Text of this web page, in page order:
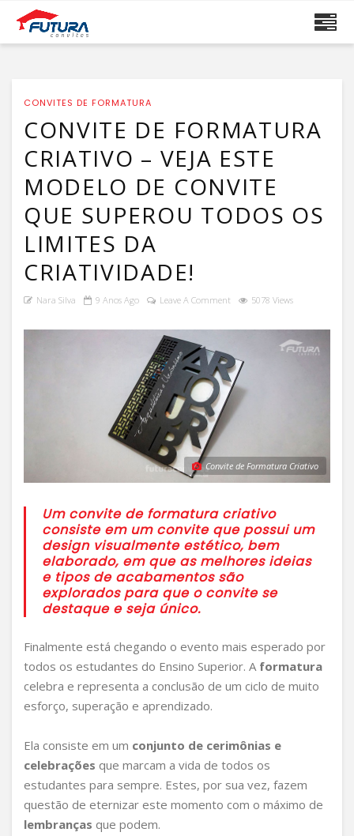
CONVITES DE FORMATURA
CONVITE DE FORMATURA
CRIATIVO – VEJA ESTE
MODELO DE CONVITE
QUE SUPEROU TODOS OS
LIMITES DA
CRIATIVIDADE!
Nara Silva 9 Anos Ago Leave A Comment 5078 Views
Convite de Formatura Criativo
Um convite de formatura criativo
consiste em um convite que possui um
design visualmente estético, bem
elaborado, em que as melhores ideias
e tipos de acabamentos são
explorados para que o convite se
destaque e seja único.
Finalmente está chegando o evento mais esperado por
todos os estudantes do Ensino Superior. A formatura
celebra e representa a conclusão de um ciclo de muito
esforço, superação e aprendizado.
Ela consiste em um conjunto de cerimônias e
celebrações que marcam a vida de todos os
estudantes para sempre. Estes, por sua vez, fazem
questão de eternizar este momento com o máximo de
lembranças que podem.